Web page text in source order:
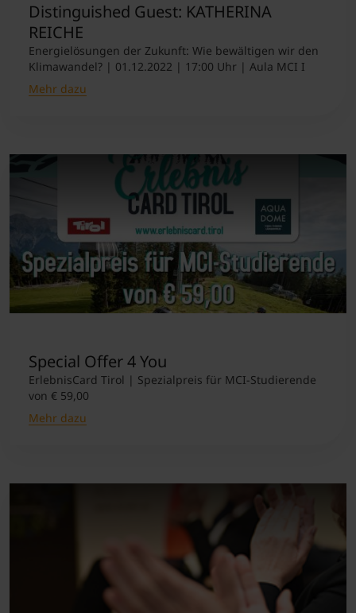
Distinguished Guest: KATHERINA
REICHE
Energielösungen der Zukunft: Wie bewältigen wir den
Klimawandel? | 01.12.2022 | 17:00 Uhr | Aula MCI I
Mehr dazu
Special Offer 4 You
ErlebnisCard Tirol | Spezialpreis für MCI-Studierende
von € 59,00
Mehr dazu